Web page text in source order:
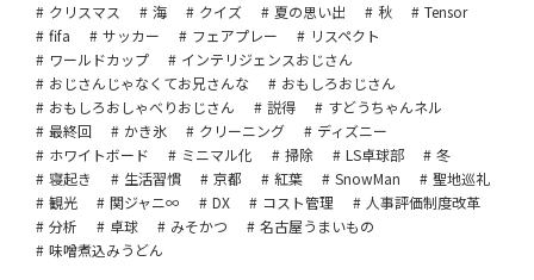
クリスマス
海 クイズ 夏の思い出 秋
Tensor
fifa
サッカー フェアプレー
リスペクト
ワールドカップ
インテリジェンスおじさん
おじさんじゃなくてお兄さんな
おもしろおじさん
おもしろおしゃべりおじさん
説得
すどうちゃんネル
最終回
かき氷 クリーニング
ディズニー
ホワイトボード
ミニマル化 掃除 LS卓球部
冬
寝起き
生活習慣 京都 紅葉 SnowMan
聖地巡礼
観光
関ジャニ∞ DX コスト管理
人事評価制度改革
分析
卓球 みそかつ
名古屋うまいもの
味噌煮込みうどん